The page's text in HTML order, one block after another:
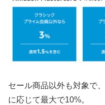
セール商品以外も対象で
に応じて最大で10%。